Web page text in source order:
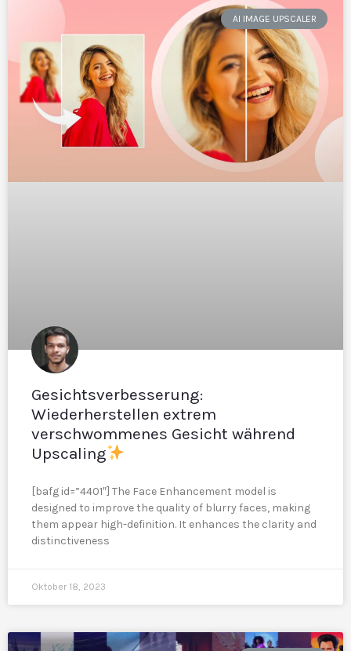
AI IMAGE UPSCALER
Gesichtsverbesserung:
Wiederherstellen extrem
verschwommenes Gesicht während
Upscaling
[bafg id=”4401″] The Face Enhancement model is
designed to improve the quality of blurry faces, making
them appear high-definition. It enhances the clarity and
distinctiveness
Oktober 18, 2023